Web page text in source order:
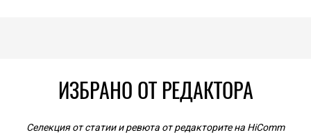
ИЗБРАНО ОТ РЕДАКТОРА
Селекция от статии и ревюта от редакторите на HiComm